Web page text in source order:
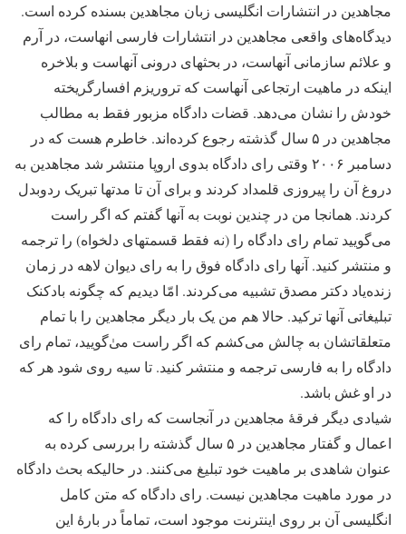
مجاهدین در انتشارات انگلیسی زبان مجاهدین بسنده کرده است.
دیدگاه‌های واقعی مجاهدین در انتشارات فارسی انهاست، در آرم
و علائم سازمانی آنهاست، در بحثهای درونی آنهاست و بلاخره
اینکه در ماهیت ارتجاعی آنهاست که تروریزم افسارگریخته
خودش را نشان می‌دهد. قضات دادگاه مزبور فقط به مطالب
مجاهدین در ۵ سال گذشته رجوع کرده‌اند. خاطرم هست که در
دسامبر ۲۰۰۶ وقتی رای دادگاه بدوی اروپا منتشر شد مجاهدین به
دروغ آن را پیروزی قلمداد کردند و برای آن تا مدتها تبریک ردوبدل
کردند. همانجا من در چندین نوبت به آنها گفتم که اگر راست
می‌گویید تمام رای دادگاه را (نه فقط قسمتهای دلخواه) را ترجمه
و منتشر کنید. آنها رای دادگاه فوق را به رای دیوان لاهه در زمان
زنده‌یاد دکتر مصدق تشبیه می‌کردند. امّا دیدیم که چگونه بادکنک
تبلیغاتی آنها ترکید. حالا هم من یک بار دیگر مجاهدین را با تمام
متعلقاتشان به چالش می‌کشم که اگر راست مىٰ‌گویید، تمام رای
دادگاه را به فارسی ترجمه و منتشر کنید. تا سیه روی شود هر که
در او غش باشد.
شیادی دیگر فرقۀ مجاهدین در آنجاست که رای دادگاه را که
اعمال و گفتار مجاهدین در ۵ سال گذشته را بررسی کرده به
عنوان شاهدی بر ماهیت خود تبلیغ می‌کنند. در حالیکه بحث دادگاه
در مورد ماهیت مجاهدین نیست. رای دادگاه که متن کامل
انگلیسی آن بر روی اینترنت موجود است، تماماً در بارۀ این